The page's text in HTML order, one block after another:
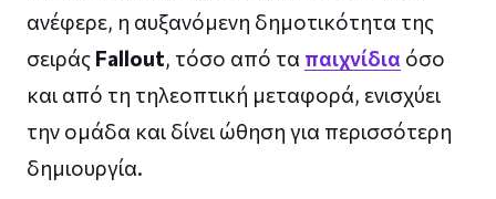
ανέφερε, η αυξανόμενη δημοτικότητα της
σειράς Fallout, τόσο από τα παιχνίδια όσο
και από τη τηλεοπτική μεταφορά, ενισχύει
την ομάδα και δίνει ώθηση για περισσότερη
δημιουργία.